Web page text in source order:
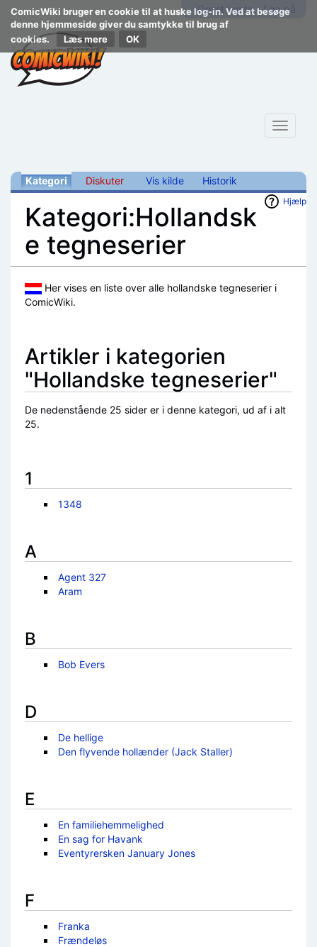
ComicWiki bruger en cookie til at huske log-in. Ved at besøge
denne hjemmeside giver du samtykke til brug af
cookies.
Læs mere
Opret konto Log på
Toggle
Kategori Diskuter Vis kilde Historik
Hjælp
Kategori:Hollandsk
e tegneserier
Her vises en liste over alle hollandske tegneserier i
ComicWiki.
Artikler i kategorien
"Hollandske tegneserier"
De nedenstående 25 sider er i denne kategori, ud af i alt
25.
1
1348
A
Agent 327
Aram
B
Bob Evers
D
De hellige
Den flyvende hollænder (Jack Staller)
E
En familiehemmelighed
En sag for Havank
Eventyrersken January Jones
F
Franka
Frændeløs